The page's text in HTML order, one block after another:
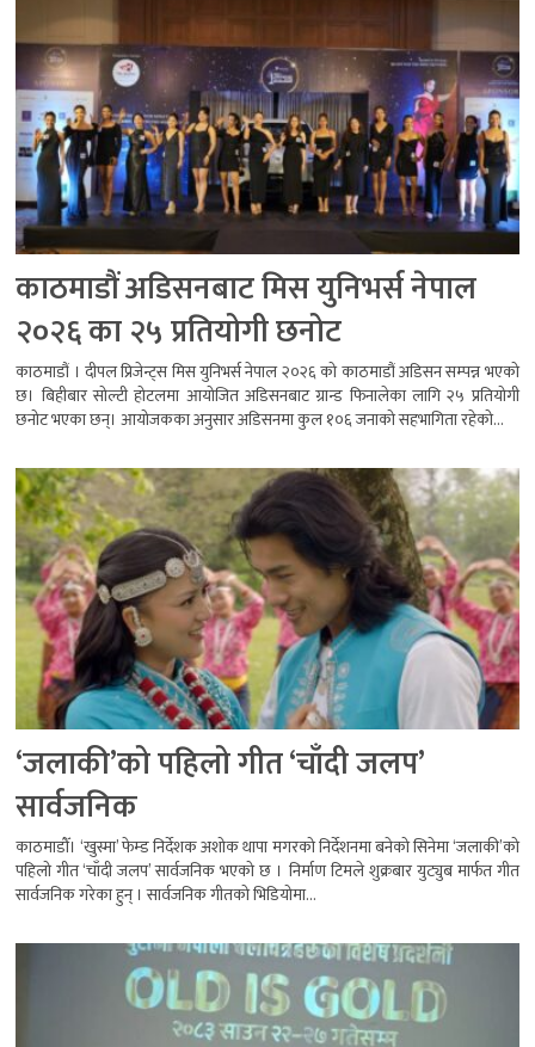
काठमाडौं अडिसनबाट मिस युनिभर्स नेपाल
२०२६ का २५ प्रतियोगी छनोट
काठमाडौं । दीपल प्रिजेन्ट्स मिस युनिभर्स नेपाल २०२६ को काठमाडौं अडिसन सम्पन्न भएको
छ। बिहीबार सोल्टी होटलमा आयोजित अडिसनबाट ग्रान्ड फिनालेका लागि २५ प्रतियोगी
छनोट भएका छन्। आयोजकका अनुसार अडिसनमा कुल १०६ जनाको सहभागिता रहेको...
‘जलाकी’को पहिलो गीत ‘चाँदी जलप’
सार्वजनिक
काठमाडौँ। ‘खुस्मा’ फेम्ड निर्देशक अशोक थापा मगरको निर्देशनमा बनेको सिनेमा ‘जलाकी’को
पहिलो गीत ‘चाँदी जलप’ सार्वजनिक भएको छ । निर्माण टिमले शुक्रबार युट्युब मार्फत गीत
सार्वजनिक गरेका हुन् । सार्वजनिक गीतको भिडियोमा...